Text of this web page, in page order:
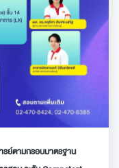
รย์ตามกรอบมาตรฐาน